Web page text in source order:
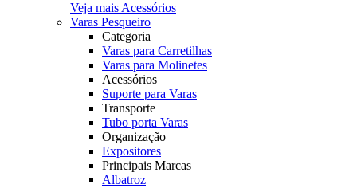
Veja mais Acessórios
Varas Pesqueiro
Categoria
Varas para Carretilhas
Varas para Molinetes
Acessórios
Suporte para Varas
Transporte
Tubo porta Varas
Organização
Expositores
Principais Marcas
Albatroz